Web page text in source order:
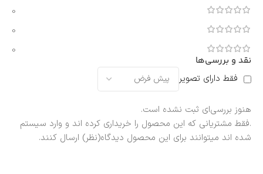
0
0
0
نقد و بررسی‌ها
فقط دارای تصویر
هنوز بررسی‌ای ثبت نشده است.
.فقط مشتریانی که این محصول را خریداری کرده اند و وارد سیستم
شده اند میتوانند برای این محصول دیدگاه(نظر) ارسال کنند.